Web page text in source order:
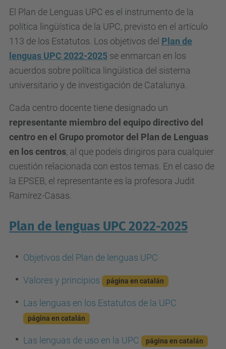
El Plan de Lenguas UPC es el instrumento de la
política lingüística de la UPC, previsto en el artículo
113 de los Estatutos. Los objetivos del Plan de
lenguas UPC 2022-2025 se enmarcan en los
acuerdos sobre política lingüística del sistema
universitario y de investigación de Catalunya.
Cada centro docente tiene designado un
representante miembro del equipo directivo del
centro en el Grupo promotor del Plan de Lenguas
en los centros, al que podeís dirigiros para cualquier
cuestión relacionada con estos temas. En el caso de
la EPSEB, el representante es la profesora Judit
Ramírez-Casas.
Plan de lenguas UPC 2022-2025
Objetivos del Plan de lenguas UPC
Valores y principios página en catalán
Las lenguas en los Estatutos de la UPC
página en catalán
Las lenguas de uso en la UPC página en catalán